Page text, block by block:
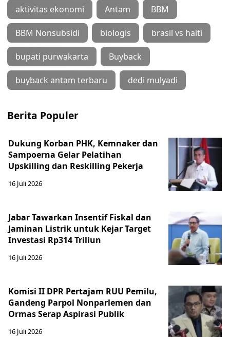
aktivitas ekonomi Antam BBM
BBM Nonsubsidi biologis brasil vs haiti
bupati purwakarta Buyback
buyback antam terbaru dedi mulyadi
Berita Populer
Dukung Korban PHK, Kemnaker dan
Sampoerna Gelar Pelatihan
Upskilling dan Reskilling Pekerja
16 Juli 2026
Jabar Tawarkan Insentif Fiskal dan
Jaminan Listrik untuk Kejar Target
Investasi Rp314 Triliun
16 Juli 2026
Komisi II DPR Pertajam RUU Pemilu,
Gandeng Parpol Nonparlemen dan
Ormas Serap Aspirasi Publik
16 Juli 2026